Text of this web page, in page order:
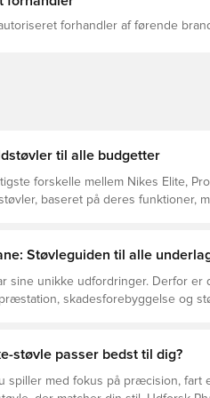
forhandler af førende
til alle budgetter
forskelle mellem Nikes Elite,
baseret på deres funktioner,
Støvleguiden til alle
sine unikke udfordringer. Derfor er
skadesforebyggelse og
underlag.
støvle passer bedst til dig?
spiller med fokus på præcision, fart